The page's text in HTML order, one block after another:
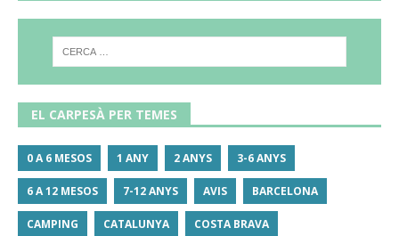
EL CARPESÀ PER TEMES
0 A 6 MESOS 1 ANY 2 ANYS 3-6 ANYS
6 A 12 MESOS 7-12 ANYS AVIS BARCELONA
CAMPING CATALUNYA COSTA BRAVA